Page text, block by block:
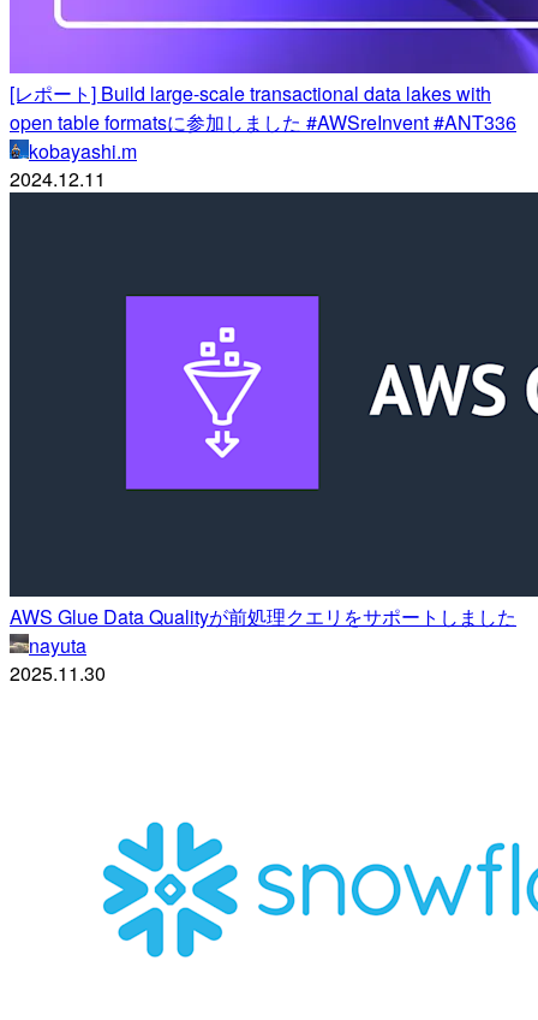
[レポート] Build large-scale transactional data lakes with
open table formatsに参加しました #AWSreInvent #ANT336
kobayashi.m
2024.12.11
AWS Glue Data Qualityが前処理クエリをサポートしました
nayuta
2025.11.30